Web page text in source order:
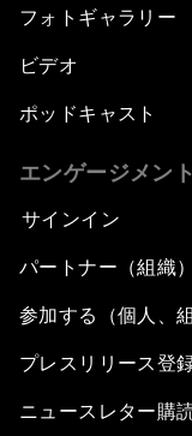
フォトギャラリー
ビデオ
ポッドキャスト
エンゲージメント
サインイン
パートナー（組織
参加する（個人、組
プレスリリース登
ニュースレター購